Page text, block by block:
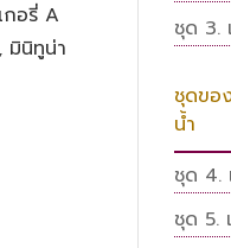
อรี่ A
มินิทูน่า
ชุด 3.
ชุดขอ
น้ำ
ชุด 4.
ชุด 5.